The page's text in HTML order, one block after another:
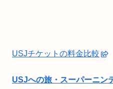
USJチケットの料金比較
USJへの旅・スーパーニン